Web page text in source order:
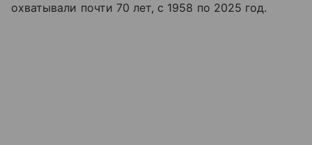
охватывали почти 70 лет, с 1958 по 2025 год.